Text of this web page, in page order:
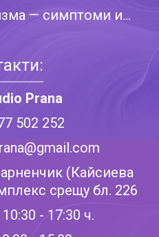
— симптоми и...
Prana
502 252
(Кайсиева
срещу бл. 226
- 17:30 ч.